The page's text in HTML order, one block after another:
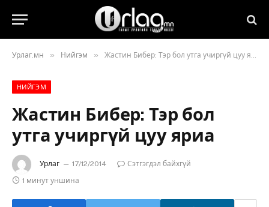
Урлаг.мн » Нийгэм » Жастин Бибер: Тэр бол утга учиргүй цуу яриа
НИЙГЭМ
Жастин Бибер: Тэр бол
утга учиргүй цуу яриа
Урлаг 17/12/2014
Сэтгэгдэл байхгүй
1 минут уншина